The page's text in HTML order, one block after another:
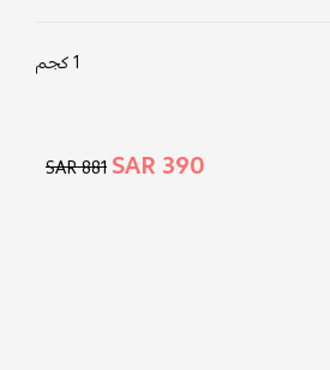
1 كجم
390 SAR
881 SAR